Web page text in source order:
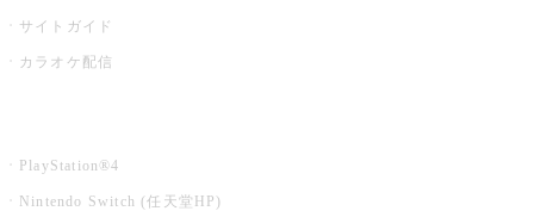
サイトガイド
カラオケ配信
PlayStation®4
Nintendo Switch (任天堂HP)